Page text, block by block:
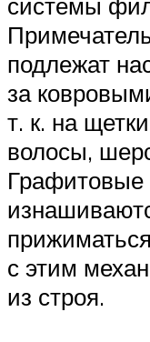
подлежат
за
т. к. на
волосы,
Графитовые
с этим
из строя.